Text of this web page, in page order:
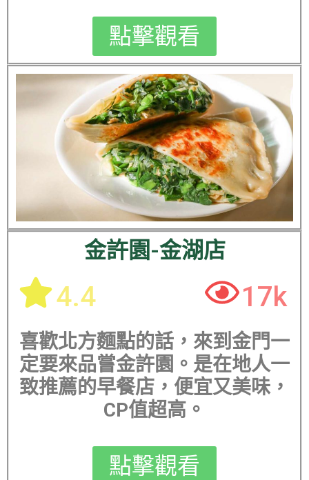
點擊觀看
金許園-金湖店
4.4 17k
喜歡北方麵點的話，來到金門一
定要來品嘗金許園。是在地人一
致推薦的早餐店，便宜又美味，
CP值超高。
點擊觀看